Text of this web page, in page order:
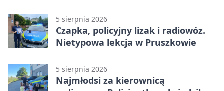
5 sierpnia 2026
Czapka, policyjny lizak i radiowóz.
Nietypowa lekcja w Pruszkowie
5 sierpnia 2026
Najmłodsi za kierownicą